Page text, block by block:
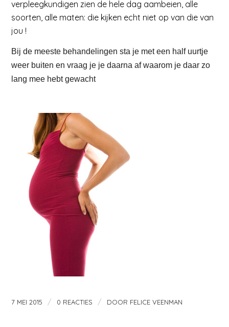
verpleegkundigen zien de hele dag aambeien, alle
soorten, alle maten: die kijken echt niet op van die van
jou !
Bij de meeste behandelingen sta je met een half uurtje
weer buiten en vraag je je daarna af waarom je daar zo
lang mee hebt gewacht
7 MEI 2015 / 0 REACTIES / DOOR FELICE VEENMAN